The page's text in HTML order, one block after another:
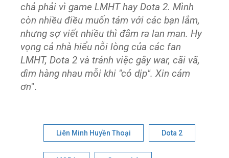
chả phải vì game LMHT hay Dota 2. Mình
còn nhiều điều muốn tám với các bạn lắm,
nhưng sợ viết nhiều thì đâm ra lan man. Hy
vọng cả nhà hiểu nỗi lòng của các fan
LMHT, Dota 2 và tránh việc gây war, cãi vã,
dìm hàng nhau mỗi khi "có dịp". Xin cám
ơn".
Liên Minh Huyền Thoại Dota 2